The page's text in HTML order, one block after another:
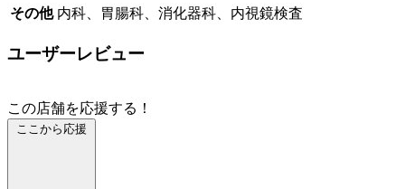
その他 内科、胃腸科、消化器科、内視鏡検査
ユーザーレビュー
この店舗を応援する！
ここから応援